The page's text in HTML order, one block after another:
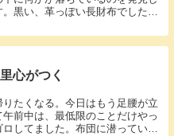
黒い、革っぽい長財布でした。
心がつく
りたくなる。今日はもう足腰が立
午前中は、最低限のことだけやっ
ロしてました。布団に潜っていれ